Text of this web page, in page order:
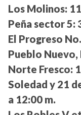
Los Molinos:
Peña sector 5:
El Progreso
Pueblo Nuevo,
Norte Fresco:
Soledad y 21
a 12:00 m.